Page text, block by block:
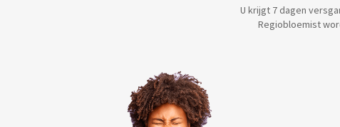
U krijgt 7 dagen
Regiobloemist